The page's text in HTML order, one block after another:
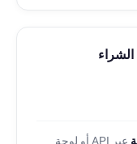
عبر API أو لوحة